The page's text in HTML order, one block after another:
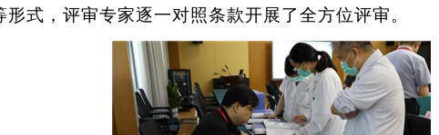
形式，评审专家逐一对照条款开展了全方位评审。